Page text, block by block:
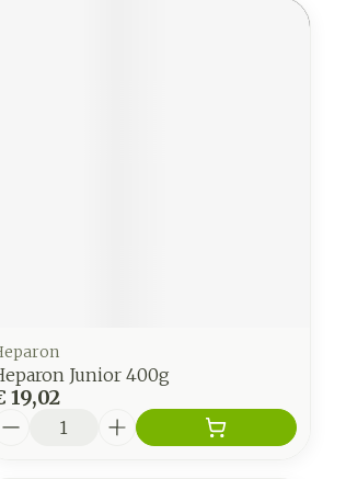
Junior 400g
19,02